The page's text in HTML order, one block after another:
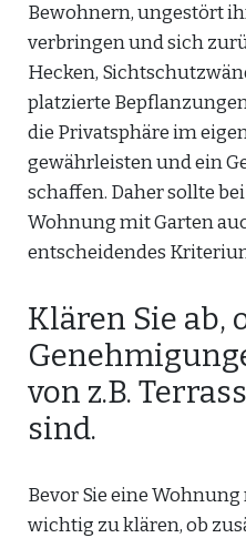
Bewohnern, ungestört
verbringen und sich
Hecken,
platzierte
die Privatsphäre im
gewährleisten und ein
schaffen. Daher sollte
Wohnung mit Garten
entscheidendes
Klären Sie ab,
von z.B.
sind.
Bevor Sie eine
wichtig zu klären, ob